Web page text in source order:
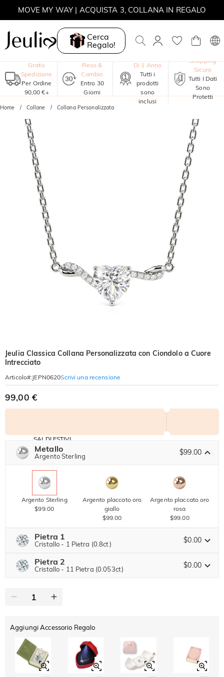
MOVE MY WAY | ACQUISTA 3, COLLANA IN REGALO
Cerca
Regalo!
Gratis
Spedizione
Per Ordine
90,00 €+
Reso &
Cambio
Entro 30
Giorni
Di 1 Anno
Tutti i
prodotti
sono
inclusi
Shopping
Sicuro
Tutti I Dati
Sono
Protetti
Home Collane Collana Personalizzata
Jeulia Classica Collana Personalizzata con Ciondolo a Cuore
Intrecciato
Articolo#: JEPN0620Scrivi una recensione
99,00 €
SALDI ESTIVI
-10%
SU TUTTO
SUL 2°
Metallo
Argento Sterling $99.00
Argento Sterling
$99.00
Argento placcato oro
giallo
$99.00
Argento placcato oro
rosa
$99.00
Pietra 1
Cristallo - 1 Pietra (0.8ct) $0.00
Pietra preziosa di Jeulia
Moissanite
Pietra di Jeulia
Cristallo
$0.00
Granato
Ametista
Pietra 2
Cristallo - 11 Pietra (0.053ct) $0.00
Moissanite
Pietra di Jeulia
Aggiungi Accessorio Regalo